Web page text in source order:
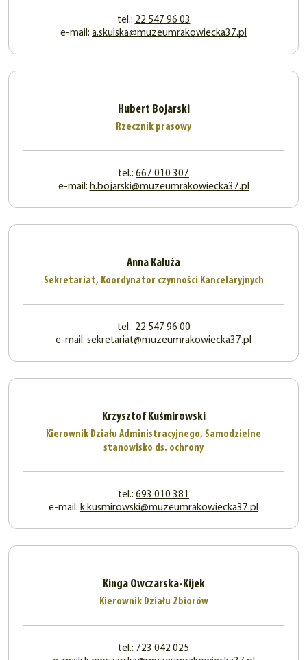
tel.: 22 547 96 03
e-mail: a.skulska@muzeumrakowiecka37.pl
Hubert Bojarski
Rzecznik prasowy
tel.: 667 010 307
e-mail: h.bojarski@muzeumrakowiecka37.pl
Anna Kałuża
Sekretariat, Koordynator czynności Kancelaryjnych
tel.: 22 547 96 00
e-mail: sekretariat@muzeumrakowiecka37.pl
Krzysztof Kuśmirowski
Kierownik Działu Administracyjnego, Samodzielne
stanowisko ds. ochrony
tel.: 693 010 381
e-mail: k.kusmirowski@muzeumrakowiecka37.pl
Kinga Owczarska-Kijek
Kierownik Działu Zbiorów
tel.: 723 042 025